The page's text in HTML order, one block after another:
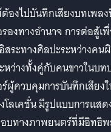
องไปบันทึกเสียงบทเพล
องทางอำนาจ การต่อสู้เ
สระทางศิลปะระหว่างคน
หว่างทั้งคู่กับคนขาวในบ
ร์ผู้ควบคุมการบันทึกเสียง
งโลเคชั่น มีรูปแบบการแส
บทางภาพยนตร์ที่มีอิทธิพ